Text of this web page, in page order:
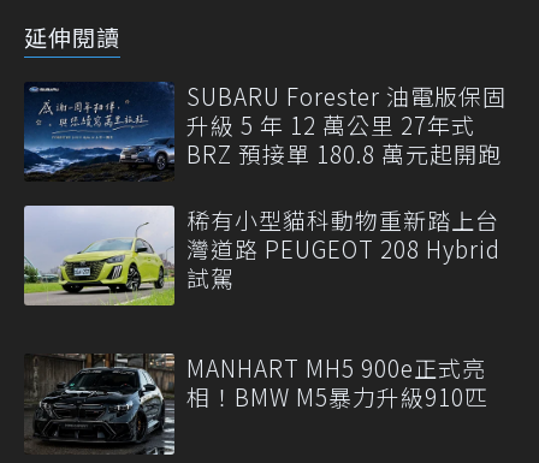
延伸閱讀
SUBARU Forester 油電版保固
升級 5 年 12 萬公里 27年式
BRZ 預接單 180.8 萬元起開跑
稀有小型貓科動物重新踏上台
灣道路 PEUGEOT 208 Hybrid
試駕
MANHART MH5 900e正式亮
相！BMW M5暴力升級910匹